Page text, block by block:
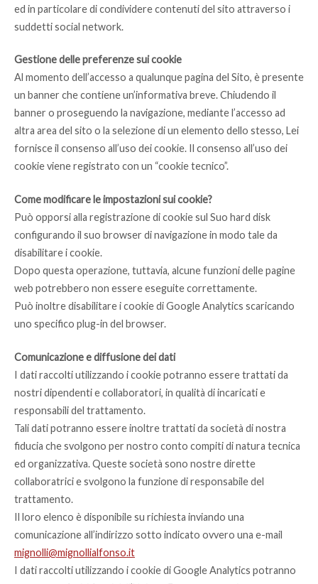
ed in particolare di condividere contenuti del sito attraverso i
suddetti social network.
Gestione delle preferenze sui cookie
Al momento dell’accesso a qualunque pagina del Sito, è presente
un banner che contiene un’informativa breve. Chiudendo il
banner o proseguendo la navigazione, mediante l’accesso ad
altra area del sito o la selezione di un elemento dello stesso, Lei
fornisce il consenso all’uso dei cookie. Il consenso all’uso dei
cookie viene registrato con un “cookie tecnico”.
Come modificare le impostazioni sui cookie?
Può opporsi alla registrazione di cookie sul Suo hard disk
configurando il suo browser di navigazione in modo tale da
disabilitare i cookie.
Dopo questa operazione, tuttavia, alcune funzioni delle pagine
web potrebbero non essere eseguite correttamente.
Può inoltre disabilitare i cookie di Google Analytics scaricando
uno specifico plug-in del browser.
Comunicazione e diffusione dei dati
I dati raccolti utilizzando i cookie potranno essere trattati da
nostri dipendenti e collaboratori, in qualità di incaricati e
responsabili del trattamento.
Tali dati potranno essere inoltre trattati da società di nostra
fiducia che svolgono per nostro conto compiti di natura tecnica
ed organizzativa. Queste società sono nostre dirette
collaboratrici e svolgono la funzione di responsabile del
trattamento.
Il loro elenco è disponibile su richiesta inviando una
comunicazione all’indirizzo sotto indicato ovvero una e-mail
mignolli@mignollialfonso.it
I dati raccolti utilizzando i cookie di Google Analytics potranno